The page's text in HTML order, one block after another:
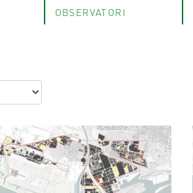
OBSERVATORI